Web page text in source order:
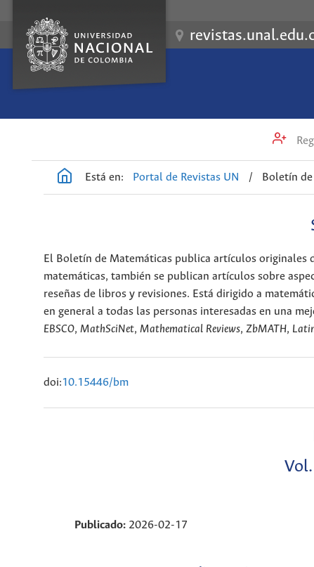
Está en: Portal de Revistas UN / Boletín
El Boletín de Matemáticas publica artículos originales
matemáticas, también se publican artículos sobre
reseñas de libros y revisiones. Está dirigido a
en general a todas las personas interesadas en una
EBSCO, MathSciNet, Mathematical Reviews, ZbMATH,
doi:10.15446/bm
Publicado: 2026-02-17